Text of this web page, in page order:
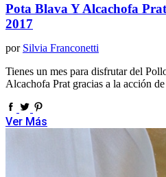
Pota Blava Y Alcachofa
2017
por Silvia Franconetti
Tienes un mes para disfrutar del
Alcachofa Prat gracias a la acción
Ver Más